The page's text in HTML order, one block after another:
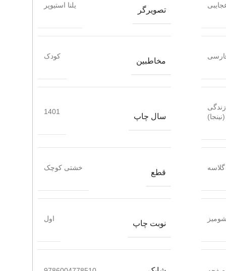
تصویرگر
یلنا استیوپر
مخاطبین
کودک
(نینجا)
سال چاپ
1401
گلاسه
قطع
خشتی کوچک
شومیز
نوبت چاپ
اول